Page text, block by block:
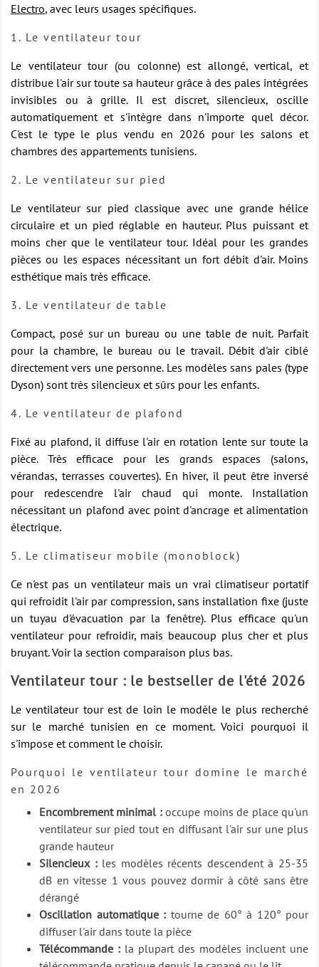
Electro, avec leurs usages spécifiques.
1. Le ventilateur tour
Le ventilateur tour (ou colonne) est allongé, vertical, et
distribue l'air sur toute sa hauteur grâce à des pales intégrées
invisibles ou à grille. Il est discret, silencieux, oscille
automatiquement et s'intègre dans n'importe quel décor.
C'est le type le plus vendu en 2026 pour les salons et
chambres des appartements tunisiens.
2. Le ventilateur sur pied
Le ventilateur sur pied classique avec une grande hélice
circulaire et un pied réglable en hauteur. Plus puissant et
moins cher que le ventilateur tour. Idéal pour les grandes
pièces ou les espaces nécessitant un fort débit d'air. Moins
esthétique mais très efficace.
3. Le ventilateur de table
Compact, posé sur un bureau ou une table de nuit. Parfait
pour la chambre, le bureau ou le travail. Débit d'air ciblé
directement vers une personne. Les modèles sans pales (type
Dyson) sont très silencieux et sûrs pour les enfants.
4. Le ventilateur de plafond
Fixé au plafond, il diffuse l'air en rotation lente sur toute la
pièce. Très efficace pour les grands espaces (salons,
vérandas, terrasses couvertes). En hiver, il peut être inversé
pour redescendre l'air chaud qui monte. Installation
nécessitant un plafond avec point d'ancrage et alimentation
électrique.
5. Le climatiseur mobile (monoblock)
Ce n'est pas un ventilateur mais un vrai climatiseur portatif
qui refroidit l'air par compression, sans installation fixe (juste
un tuyau d'évacuation par la fenêtre). Plus efficace qu'un
ventilateur pour refroidir, mais beaucoup plus cher et plus
bruyant. Voir la section comparaison plus bas.
Ventilateur tour : le bestseller de l'été 2026
Le ventilateur tour est de loin le modèle le plus recherché
sur le marché tunisien en ce moment. Voici pourquoi il
s'impose et comment le choisir.
Pourquoi le ventilateur tour domine le marché
en 2026
Encombrement minimal :occupe moins de place qu'un
ventilateur sur pied tout en diffusant l'air sur une plus
grande hauteur
Silencieux :les modèles récents descendent à 25-35
dB en vitesse 1 vous pouvez dormir à côté sans être
dérangé
Oscillation automatique : tourne de 60° à 120° pour
diffuser l'air dans toute la pièce
Télécommande : la plupart des modèles incluent une